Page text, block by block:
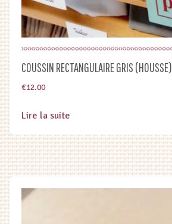
COUSSIN RECTANGULAIRE GRIS (HOUSSE)
€12.00
Lire la suite